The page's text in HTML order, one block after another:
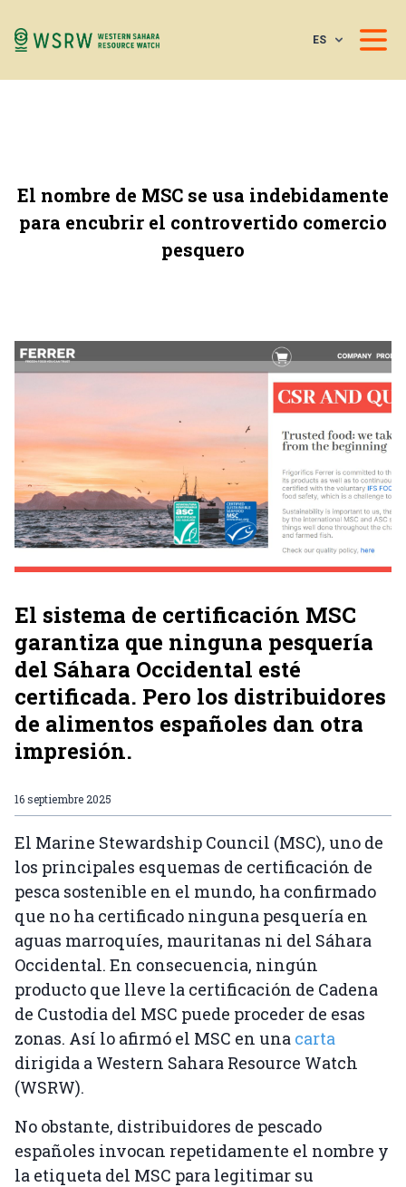
ES
El nombre de MSC se usa indebidamente
para encubrir el controvertido comercio
pesquero
El sistema de certificación MSC
garantiza que ninguna pesquería
del Sáhara Occidental esté
certificada. Pero los distribuidores
de alimentos españoles dan otra
impresión.
16 septiembre 2025
El Marine Stewardship Council (MSC), uno de
los principales esquemas de certificación de
pesca sostenible en el mundo, ha confirmado
que no ha certificado ninguna pesquería en
aguas marroquíes, mauritanas ni del Sáhara
Occidental. En consecuencia, ningún
producto que lleve la certificación de Cadena
de Custodia del MSC puede proceder de esas
zonas. Así lo afirmó el MSC en una carta
dirigida a Western Sahara Resource Watch
(WSRW).
No obstante, distribuidores de pescado
españoles invocan repetidamente el nombre y
la etiqueta del MSC para legitimar su